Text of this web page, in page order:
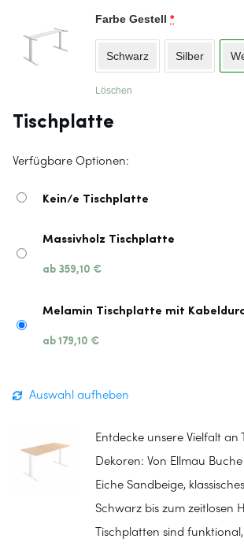
Farbe Gestell *
Schwarz Silber
Löschen
Tischplatte
Verfügbare Optionen:
Kein/e Tischplatte
Massivholz Tischplatte
ab 359,10 €
Melamin Tischplatte mit
ab 179,10 €
Auswahl aufheben
Entdecke unsere Vielfalt an
Dekoren: Von Ellmau
Eiche Sandbeige,
Schwarz bis zum zeitlosen
Tischplatten sind